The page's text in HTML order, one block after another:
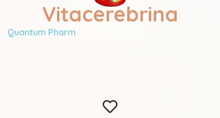
Vitacerebrina
Quantum Pharm